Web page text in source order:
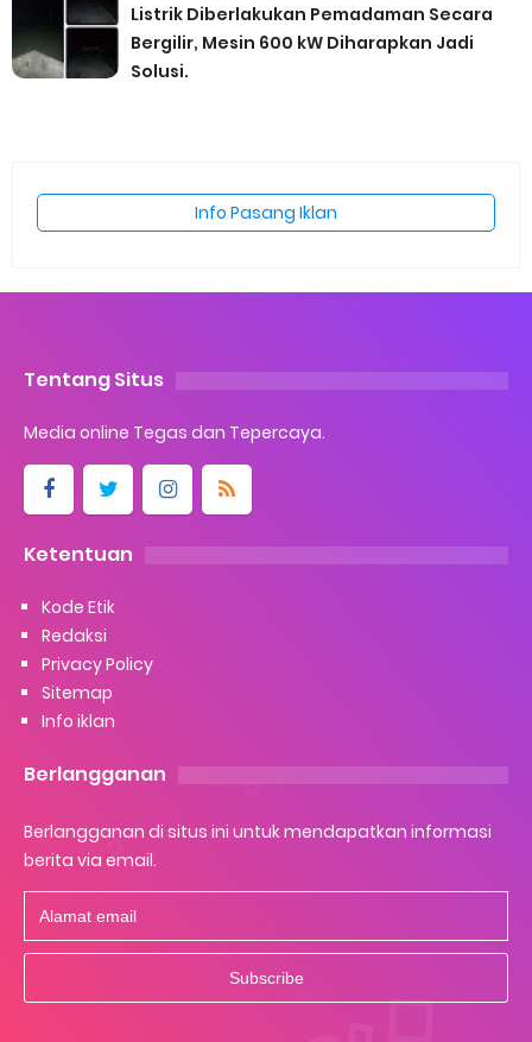
Listrik Diberlakukan Pemadaman Secara
Bergilir, Mesin 600 kW Diharapkan Jadi
Solusi.
Info Pasang Iklan
Tentang Situs
Media online Tegas dan Tepercaya.
Ketentuan
Kode Etik
Redaksi
Privacy Policy
Sitemap
Info iklan
Berlangganan
Berlangganan di situs ini untuk mendapatkan informasi
berita via email.